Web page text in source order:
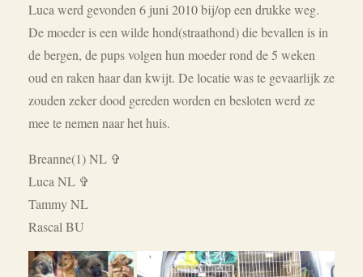
Luca werd gevonden 6 juni 2010 bij/op een drukke weg.
De moeder is een wilde hond(straathond) die bevallen is in
de bergen, de pups volgen hun moeder rond de 5 weken
oud en raken haar dan kwijt. De locatie was te gevaarlijk ze
zouden zeker dood gereden worden en besloten werd ze
mee te nemen naar het huis.
Breanne(1) NL ✞
Luca NL ✞
Tammy NL
Rascal BU